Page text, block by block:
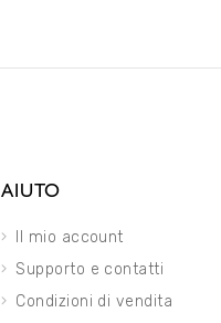
AIUTO
Il mio account
Supporto e contatti
Condizioni di vendita